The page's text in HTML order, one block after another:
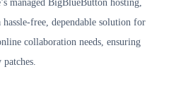
managed BigBlueButton hosting,
free, dependable solution for
collaboration needs, ensuring